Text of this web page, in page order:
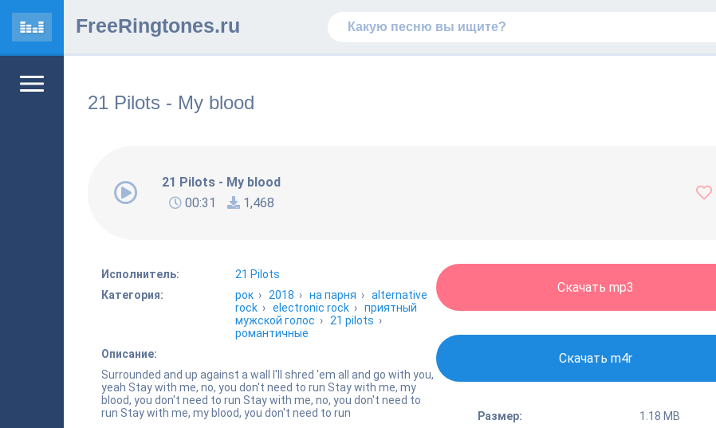
FreeRingtones.ru
21 Pilots - My blood
21 Pilots - My blood
00:31
1,468
Исполнитель:
21 Pilots
Категория:
рок › 2018 › на парня › alternative
rock › electronic rock › приятный
мужской голос › 21 pilots ›
романтичные
Описание:
Surrounded and up against a wall I'll shred 'em all and go with you,
yeah Stay with me, no, you don't need to run Stay with me, my
blood, you don't need to run Stay with me, no, you don't need to
run Stay with me, my blood, you don't need to run
Скачать mp3
Скачать m4r
Размер:
1.18 MB